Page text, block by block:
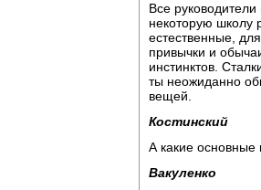
Все
некоторую школу
естественные,
привычки и
инстинктов.
ты неожиданно
вещей.
Костинский
А какие
Вакуленко